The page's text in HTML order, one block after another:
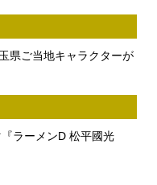
県ご当地キャラクターが
ラーメンD 松平國光